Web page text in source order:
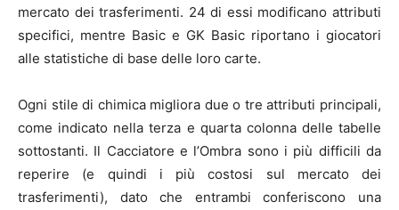
mercato dei trasferimenti. 24 di essi modificano attributi
specifici, mentre Basic e GK Basic riportano i giocatori
alle statistiche di base delle loro carte.
Ogni stile di chimica migliora due o tre attributi principali,
come indicato nella terza e quarta colonna delle tabelle
sottostanti. Il Cacciatore e l’Ombra sono i più difficili da
reperire (e quindi i più costosi sul mercato dei
trasferimenti), dato che entrambi conferiscono una